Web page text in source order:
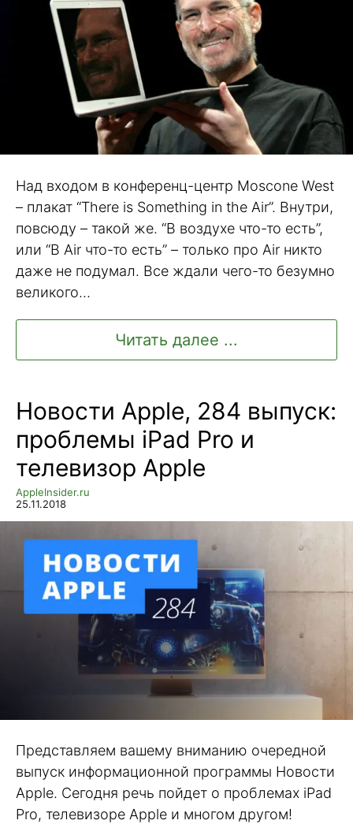
Над входом в конференц-центр Moscone West
– плакат “There is Something in the Air”. Внутри,
повсюду – такой же. “В воздухе что-то есть”,
или “В Air что-то есть” – только про Air никто
даже не подумал. Все ждали чего-то безумно
великого…
Читать далее ...
Новости Apple, 284 выпуск:
проблемы iPad Pro и
телевизор Apple
AppleInsider.ru
25.11.2018
Представляем вашему вниманию очередной
выпуск информационной программы Новости
Apple. Сегодня речь пойдет о проблемах iPad
Pro, телевизоре Apple и многом другом!